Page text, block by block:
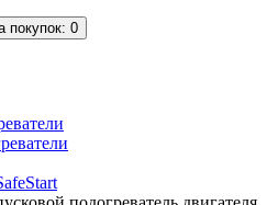
покупок: 0